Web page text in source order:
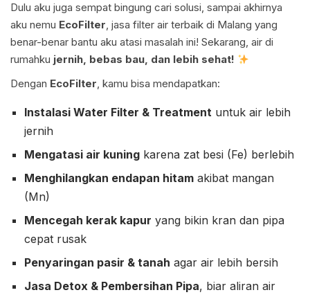
Dulu aku juga sempat bingung cari solusi, sampai akhirnya
aku nemu EcoFilter, jasa filter air terbaik di Malang yang
benar-benar bantu aku atasi masalah ini! Sekarang, air di
rumahku jernih, bebas bau, dan lebih sehat!
Dengan EcoFilter, kamu bisa mendapatkan:
Instalasi Water Filter & Treatment untuk air lebih
jernih
Mengatasi air kuning karena zat besi (Fe) berlebih
Menghilangkan endapan hitam akibat mangan
(Mn)
Mencegah kerak kapur yang bikin kran dan pipa
cepat rusak
Penyaringan pasir & tanah agar air lebih bersih
Jasa Detox & Pembersihan Pipa, biar aliran air